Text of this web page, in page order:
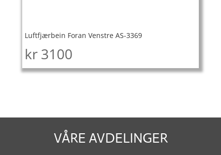
Luftfjærbein Foran Venstre AS-3369
kr 3100
VÅRE AVDELINGER